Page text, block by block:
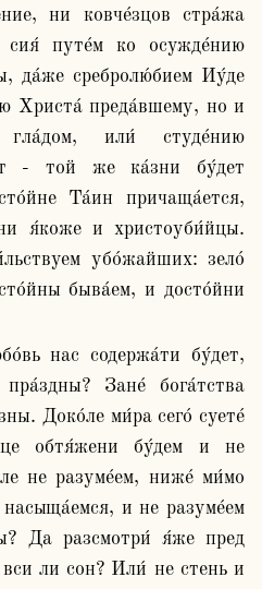
ни ковче́зцов стра́жа
путе́м ко осужде́нию
да́же сребролю́бием Иу́де
Христа́ преда́вшему, но и
или́ студе́нию
- той же ка́зни бу́дет
Та́ин причаща́ется,
я́коже и христоуби́йцы.
убо́жайших: зело́
быва́ем, и досто́йни
Зане́ бога́тства
Доко́ле ми́ра сего́ суете́
обтя́жени бу́дем и не
не разуме́ем, ниже́ ми́мо
и не разуме́ем
Да разсмотри́ я́же пред
ли сон? Или́ не стень и